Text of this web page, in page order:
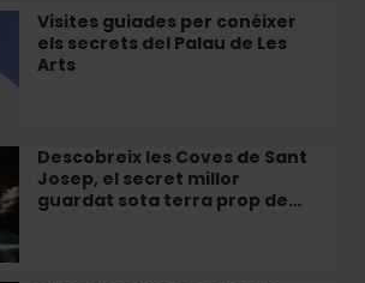
Visites guiades per conéixer
els secrets del Palau de Les
Arts
Descobreix les Coves de Sant
Josep, el secret millor
guardat sota terra prop de…